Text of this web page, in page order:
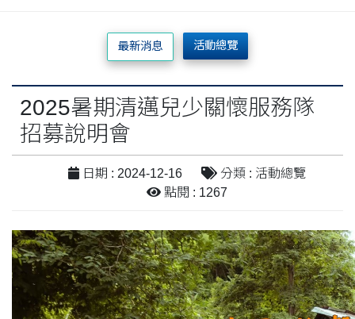
最新消息 活動總覽
2025暑期清邁兒少關懷服務隊
招募說明會
日期 : 2024-12-16
分類 : 活動總覽
點閱 : 1267